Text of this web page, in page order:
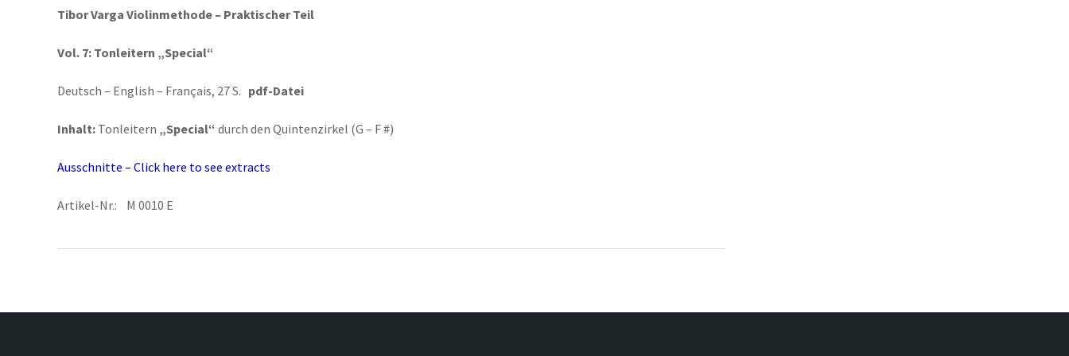
Tibor Varga Violinmethode – Praktischer Teil
Vol. 7: Tonleitern „Special“
Deutsch – English – Français, 27 S. pdf-Datei
Inhalt: Tonleitern „Special“ durch den Quintenzirkel (G – F #)
Ausschnitte – Click here to see extracts
Artikel-Nr.: M 0010 E